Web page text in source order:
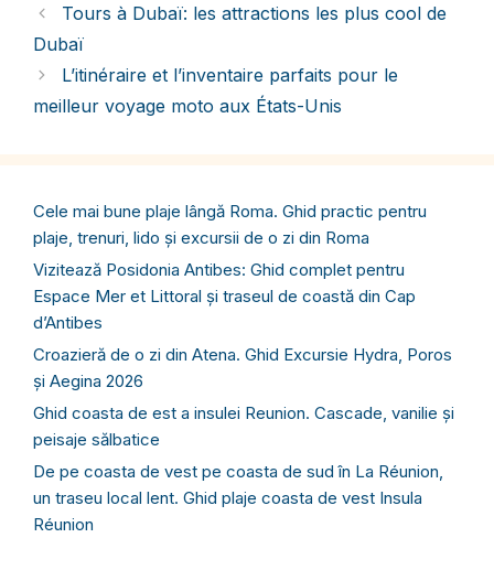
Tours à Dubaï: les attractions les plus cool de
Dubaï
L’itinéraire et l’inventaire parfaits pour le
meilleur voyage moto aux États-Unis
Cele mai bune plaje lângă Roma. Ghid practic pentru
plaje, trenuri, lido și excursii de o zi din Roma
Vizitează Posidonia Antibes: Ghid complet pentru
Espace Mer et Littoral și traseul de coastă din Cap
d’Antibes
Croazieră de o zi din Atena. Ghid Excursie Hydra, Poros
și Aegina 2026
Ghid coasta de est a insulei Reunion. Cascade, vanilie și
peisaje sălbatice
De pe coasta de vest pe coasta de sud în La Réunion,
un traseu local lent. Ghid plaje coasta de vest Insula
Réunion